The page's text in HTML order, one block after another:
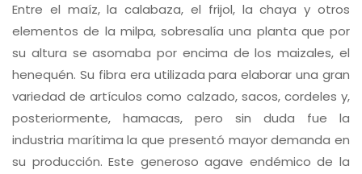
Entre el maíz, la calabaza, el frijol, la chaya y otros
elementos de la milpa, sobresalía una planta que por
su altura se asomaba por encima de los maizales, el
henequén. Su fibra era utilizada para elaborar una gran
variedad de artículos como calzado, sacos, cordeles y,
posteriormente, hamacas, pero sin duda fue la
industria marítima la que presentó mayor demanda en
su producción. Este generoso agave endémico de la